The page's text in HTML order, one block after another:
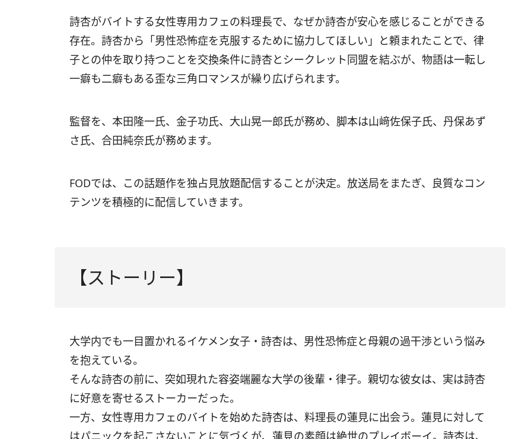
詩杏がバイトする女性専用カフェの料理長で、なぜか詩杏が安心を感じることができる
存在。詩杏から「男性恐怖症を克服するために協力してほしい」と頼まれたことで、律
子との仲を取り持つことを交換条件に詩杏とシークレット同盟を結ぶが、物語は一転し
一癖も二癖もある歪な三角ロマンスが繰り広げられます。
監督を、本田隆一氏、金子功氏、大山晃一郎氏が務め、脚本は山﨑佐保子氏、丹保あず
さ氏、合田純奈氏が務めます。
FODでは、この話題作を独占見放題配信することが決定。放送局をまたぎ、良質なコン
テンツを積極的に配信していきます。
【ストーリー】
大学内でも一目置かれるイケメン女子・詩杏は、男性恐怖症と母親の過干渉という悩み
を抱えている。
そんな詩杏の前に、突如現れた容姿端麗な大学の後輩・律子。親切な彼女は、実は詩杏
に好意を寄せるストーカーだった。
一方、女性専用カフェのバイトを始めた詩杏は、料理長の蓮見に出会う。蓮見に対して
はパニックを起こさないことに気づくが、蓮見の素顔は絶世のプレイボーイ。詩杏は、